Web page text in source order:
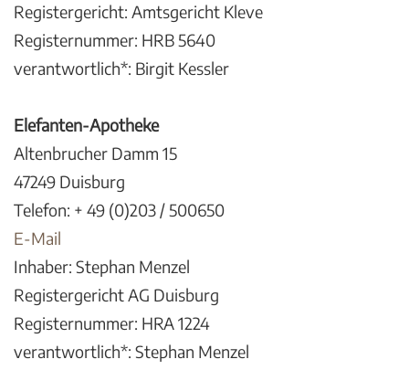
Registergericht: Amtsgericht Kleve
Registernummer: HRB 5640
verantwortlich*: Birgit Kessler
Elefanten-Apotheke
Altenbrucher Damm 15
47249 Duisburg
Telefon: + 49 (0)203 / 500650
E-Mail
Inhaber: Stephan Menzel
Registergericht AG Duisburg
Registernummer: HRA 1224
verantwortlich*: Stephan Menzel